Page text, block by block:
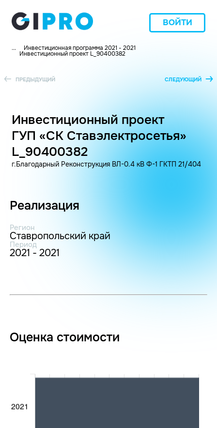
ВОЙТИ
... Инвестиционная программа 2021 - 2021
Инвестиционный проект L_90400382
ПРЕДЫДУЩИЙ СЛЕДУЮЩИЙ
Инвестиционный проект
ГУП «СК Ставэлектросетья»
L_90400382
г.Благодарный Реконструкция ВЛ-0.4 кВ Ф-1 ГКТП 21/404
Реализация
Регион
Ставропольский край
Период
2021 - 2021
Оценка стоимости